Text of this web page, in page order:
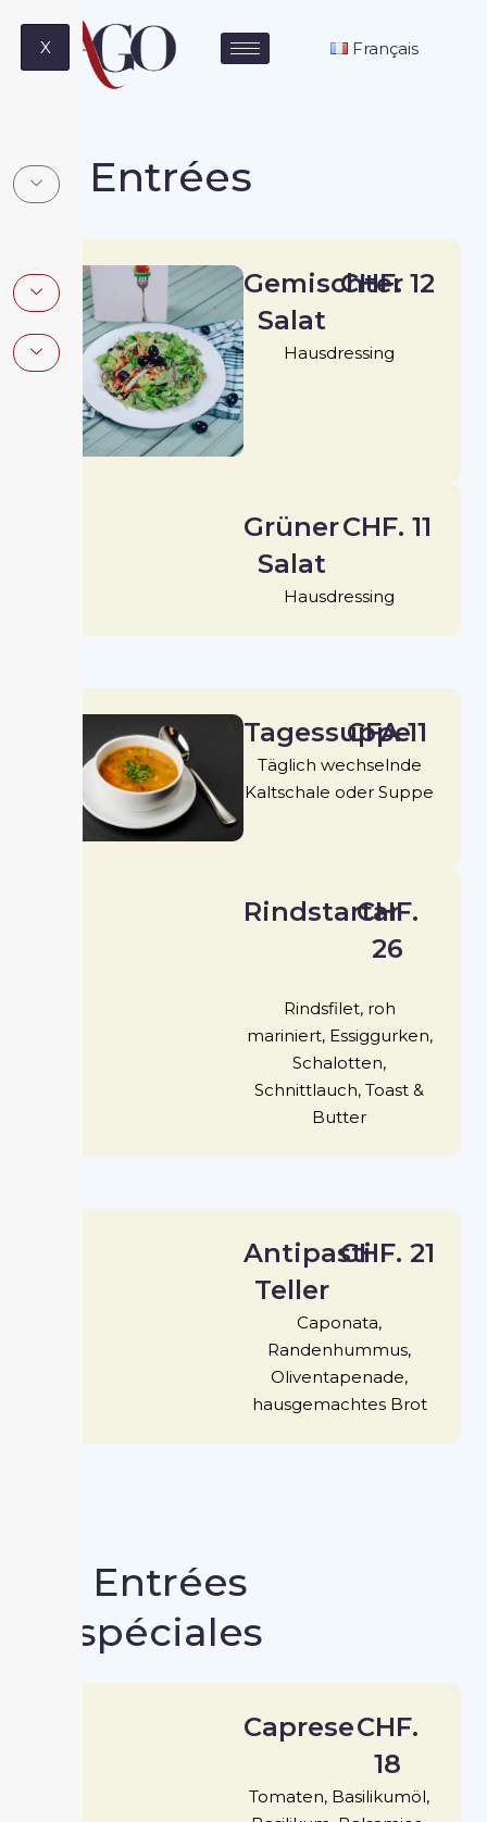
X Français
Entrées
Gemischter
Salat
CHF. 12
Hausdressing
Grüner
Salat
CHF. 11
Hausdressing
Tagessuppe
CFA 11
Täglich wechselnde
Kaltschale oder Suppe
Rindstartar
CHF.
26
Rindsfilet, roh
mariniert, Essiggurken,
Schalotten,
Schnittlauch, Toast &
Butter
Antipasti
Teller
CHF. 21
Caponata,
Randenhummus,
Oliventapenade,
hausgemachtes Brot
Entrées
spéciales
CapreseCHF.
18
Tomaten, Basilikumöl,